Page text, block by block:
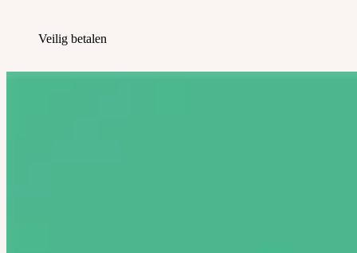
Veilig betalen